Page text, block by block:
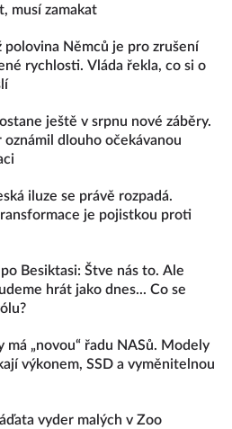
musí zamakat
polovina Němců je pro zrušení
rychlosti. Vláda řekla, co si o
ještě v srpnu nové záběry.
oznámil dlouho očekávanou
iluze se právě rozpadá.
je pojistkou proti
Besiktasi: Štve nás to. Ale
hrát jako dnes... Co se
má „novou“ řadu NASů. Modely
výkonem, SSD a vyměnitelnou
vyder malých v Zoo